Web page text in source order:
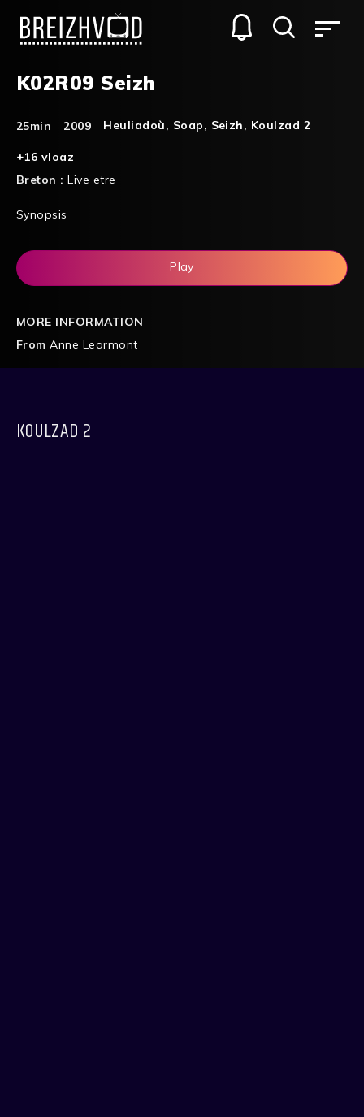
K02R09 Seizh
25min 2009 Heuliadoù, Soap, Seizh, Koulzad 2
+16 vloaz
Breton :Live etre
Synopsis
Play
MORE INFORMATION
From Anne Learmont
KOULZAD 2